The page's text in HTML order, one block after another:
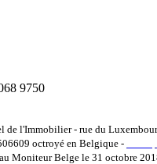
9750
de l'Immobilier - rue du
octroyé en Belgique -
Moniteur Belge le 31 octobre